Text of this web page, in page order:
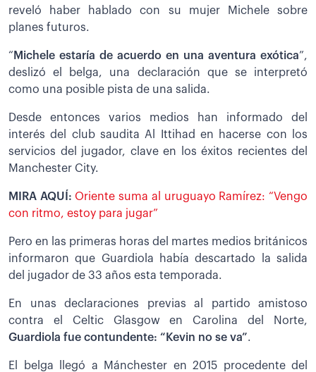
reveló haber hablado con su mujer Michele sobre
planes futuros.
“ Michele estaría de acuerdo en una aventura exótica”,
deslizó el belga, una declaración que se interpretó
como una posible pista de una salida.
Desde entonces varios medios han informado del
interés del club saudita Al Ittihad en hacerse con los
servicios del jugador, clave en los éxitos recientes del
Manchester City.
MIRA AQUÍ: Oriente suma al uruguayo Ramírez: “Vengo
con ritmo, estoy para jugar”
Pero en las primeras horas del martes medios británicos
informaron que Guardiola había descartado la salida
del jugador de 33 años esta temporada.
En unas declaraciones previas al partido amistoso
contra el Celtic Glasgow en Carolina del Norte,
Guardiola fue contundente: “Kevin no se va”.
El belga llegó a Mánchester en 2015 procedente del